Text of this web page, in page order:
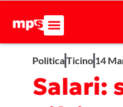
PoliticaTicino 14
Salari: